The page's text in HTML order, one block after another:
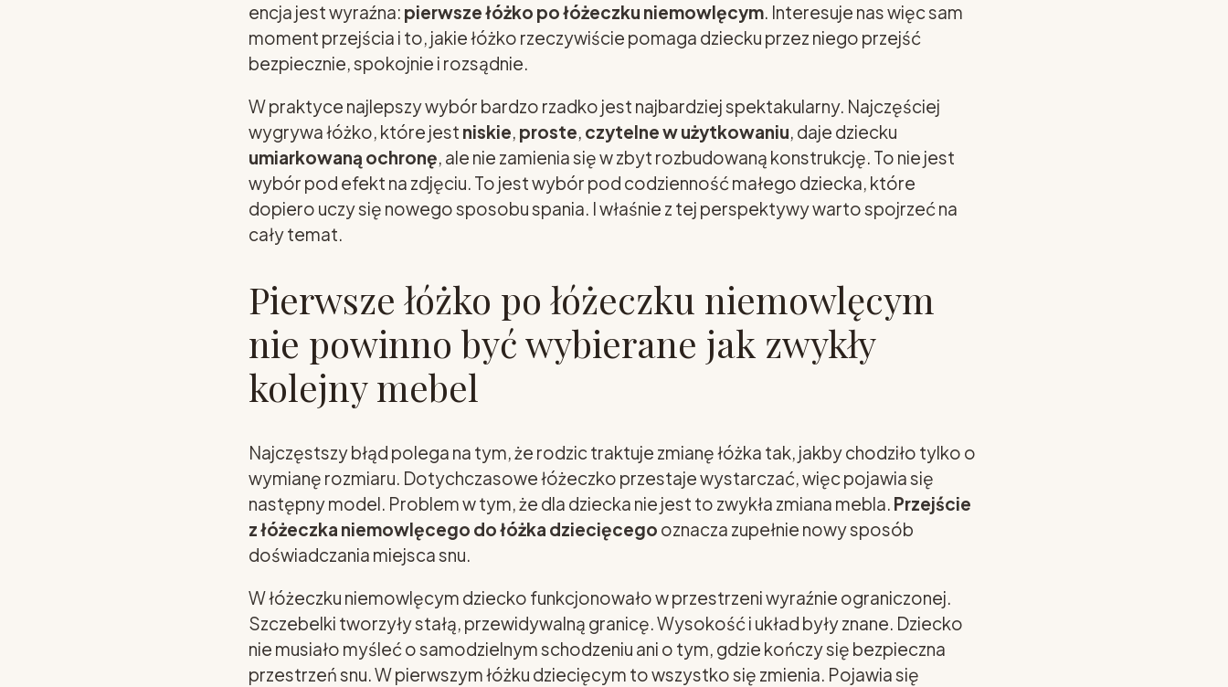
encja jest wyraźna: pierwsze łóżko po łóżeczku niemowlęcym. Interesuje nas więc sam
moment przejścia i to, jakie łóżko rzeczywiście pomaga dziecku przez niego przejść
bezpiecznie, spokojnie i rozsądnie.
W praktyce najlepszy wybór bardzo rzadko jest najbardziej spektakularny. Najczęściej
wygrywa łóżko, które jest niskie, proste, czytelne w użytkowaniu, daje dziecku
umiarkowaną ochronę, ale nie zamienia się w zbyt rozbudowaną konstrukcję. To nie jest
wybór pod efekt na zdjęciu. To jest wybór pod codzienność małego dziecka, które
dopiero uczy się nowego sposobu spania. I właśnie z tej perspektywy warto spojrzeć na
cały temat.
Pierwsze łóżko po łóżeczku niemowlęcym
nie powinno być wybierane jak zwykły
kolejny mebel
Najczęstszy błąd polega na tym, że rodzic traktuje zmianę łóżka tak, jakby chodziło tylko o
wymianę rozmiaru. Dotychczasowe łóżeczko przestaje wystarczać, więc pojawia się
następny model. Problem w tym, że dla dziecka nie jest to zwykła zmiana mebla. Przejście
z łóżeczka niemowlęcego do łóżka dziecięcego oznacza zupełnie nowy sposób
doświadczania miejsca snu.
W łóżeczku niemowlęcym dziecko funkcjonowało w przestrzeni wyraźnie ograniczonej.
Szczebelki tworzyły stałą, przewidywalną granicę. Wysokość i układ były znane. Dziecko
nie musiało myśleć o samodzielnym schodzeniu ani o tym, gdzie kończy się bezpieczna
przestrzeń snu. W pierwszym łóżku dziecięcym to wszystko się zmienia. Pojawia się